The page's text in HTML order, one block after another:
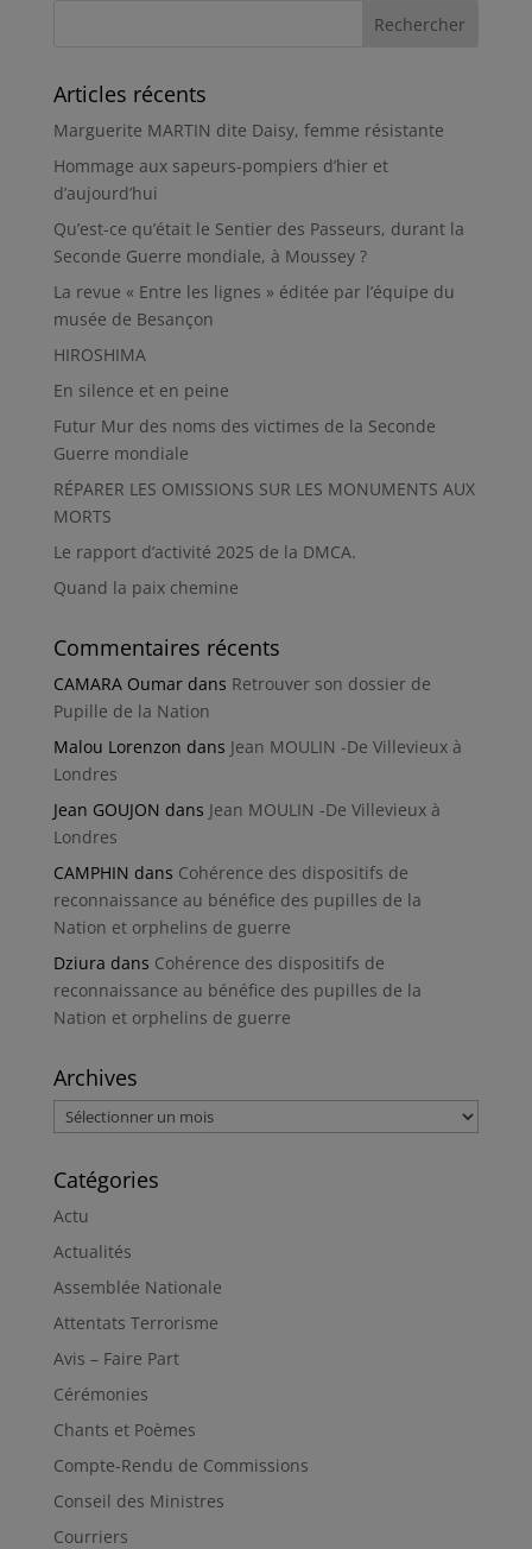
Articles récents
Marguerite MARTIN dite Daisy, femme résistante
Hommage aux sapeurs-pompiers d’hier et
d’aujourd’hui
Qu’est-ce qu’était le Sentier des Passeurs, durant la
Seconde Guerre mondiale, à Moussey ?
La revue « Entre les lignes » éditée par l’équipe du
musée de Besançon
HIROSHIMA
En silence et en peine
Futur Mur des noms des victimes de la Seconde
Guerre mondiale
RÉPARER LES OMISSIONS SUR LES MONUMENTS AUX
MORTS
Le rapport d’activité 2025 de la DMCA.
Quand la paix chemine
Commentaires récents
CAMARA Oumardans Retrouver son dossier de
Pupille de la Nation
Malou Lorenzon dans Jean MOULIN -De Villevieux à
Londres
Jean GOUJON dans Jean MOULIN -De Villevieux à
Londres
CAMPHIN dans Cohérence des dispositifs de
reconnaissance au bénéfice des pupilles de la
Nation et orphelins de guerre
Dziura dans Cohérence des dispositifs de
reconnaissance au bénéfice des pupilles de la
Nation et orphelins de guerre
Archives
Archives
Catégories
Actu
Actualités
Assemblée Nationale
Attentats Terrorisme
Avis – Faire Part
Cérémonies
Chants et Poèmes
Compte-Rendu de Commissions
Conseil des Ministres
Courriers